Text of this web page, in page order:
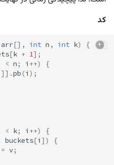
کد
arr [], int n , int k)
{
[k + 1];
< n ; i ++)
{
]].pb (i );
< k; i ++)
{
buckets [i ])
{
= v;